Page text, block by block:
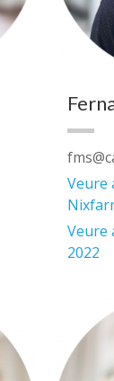
Veure
Veure
2022